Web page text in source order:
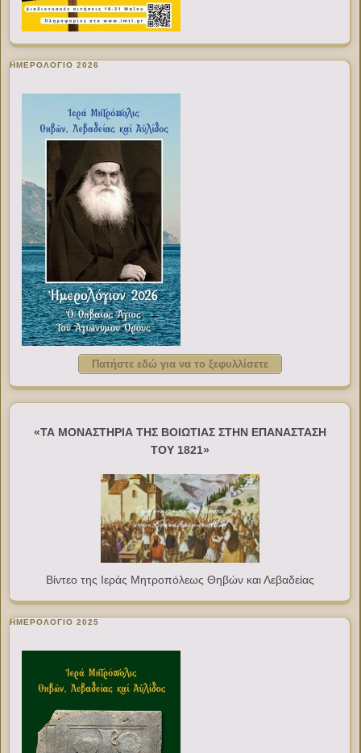
ΗΜΕΡΟΛΟΓΙΟ 2026
Πατήστε εδώ για να το ξεφυλλίσετε
«ΤΑ ΜΟΝΑΣΤΗΡΙΑ ΤΗΣ ΒΟΙΩΤΙΑΣ ΣΤΗΝ ΕΠΑΝΑΣΤΑΣΗ
ΤΟΥ 1821»
Βίντεο της Ιεράς Μητροπόλεως Θηβών και Λεβαδείας
ΗΜΕΡΟΛΟΓΙΟ 2025